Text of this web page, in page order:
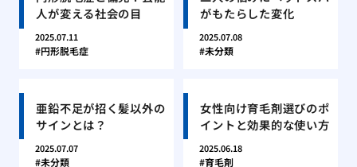
人が変える社会の目
2025.07.11
円形脱毛症
がもたらした変化
2025.07.08
未分類
亜鉛不足が招く髪以外の
サインとは？
2025.07.07
未分類
女性向け育毛剤選びのポ
イントと効果的な使い方
2025.06.18
育毛剤